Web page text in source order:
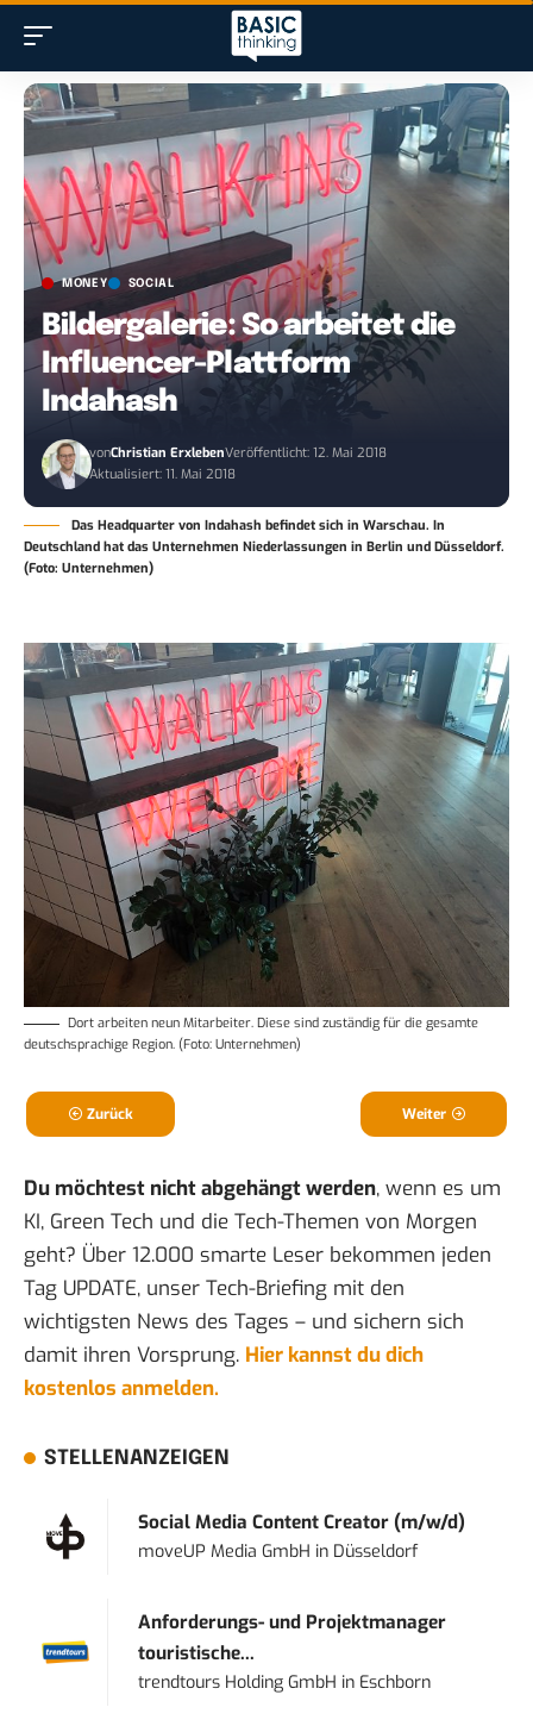
MONEY SOCIAL
Bildergalerie: So arbeitet die
Influencer-Plattform
Indahash
vonChristian ErxlebenVeröffentlicht: 12. Mai 2018
Aktualisiert: 11. Mai 2018
Das Headquarter von Indahash befindet sich in Warschau. In
Deutschland hat das Unternehmen Niederlassungen in Berlin und Düsseldorf.
(Foto: Unternehmen)
Dort arbeiten neun Mitarbeiter. Diese sind zuständig für die gesamte
deutschsprachige Region. (Foto: Unternehmen)
Zurück Weiter
Du möchtest nicht abgehängt werden, wenn es um
KI, Green Tech und die Tech-Themen von Morgen
geht? Über 12.000 smarte Leser bekommen jeden
Tag UPDATE, unser Tech-Briefing mit den
wichtigsten News des Tages – und sichern sich
damit ihren Vorsprung. Hier kannst du dich
kostenlos anmelden.
STELLENANZEIGEN
Social Media Content Creator (m/w/d)
moveUP Media GmbH in Düsseldorf
Anforderungs- und Projektmanager
touristische...
trendtours Holding GmbH in Eschborn